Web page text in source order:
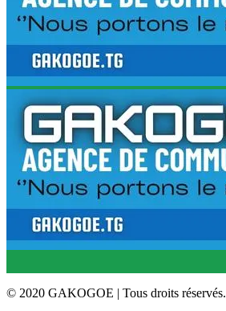
© 2020 GAKOGOE | Tous droits réservés.